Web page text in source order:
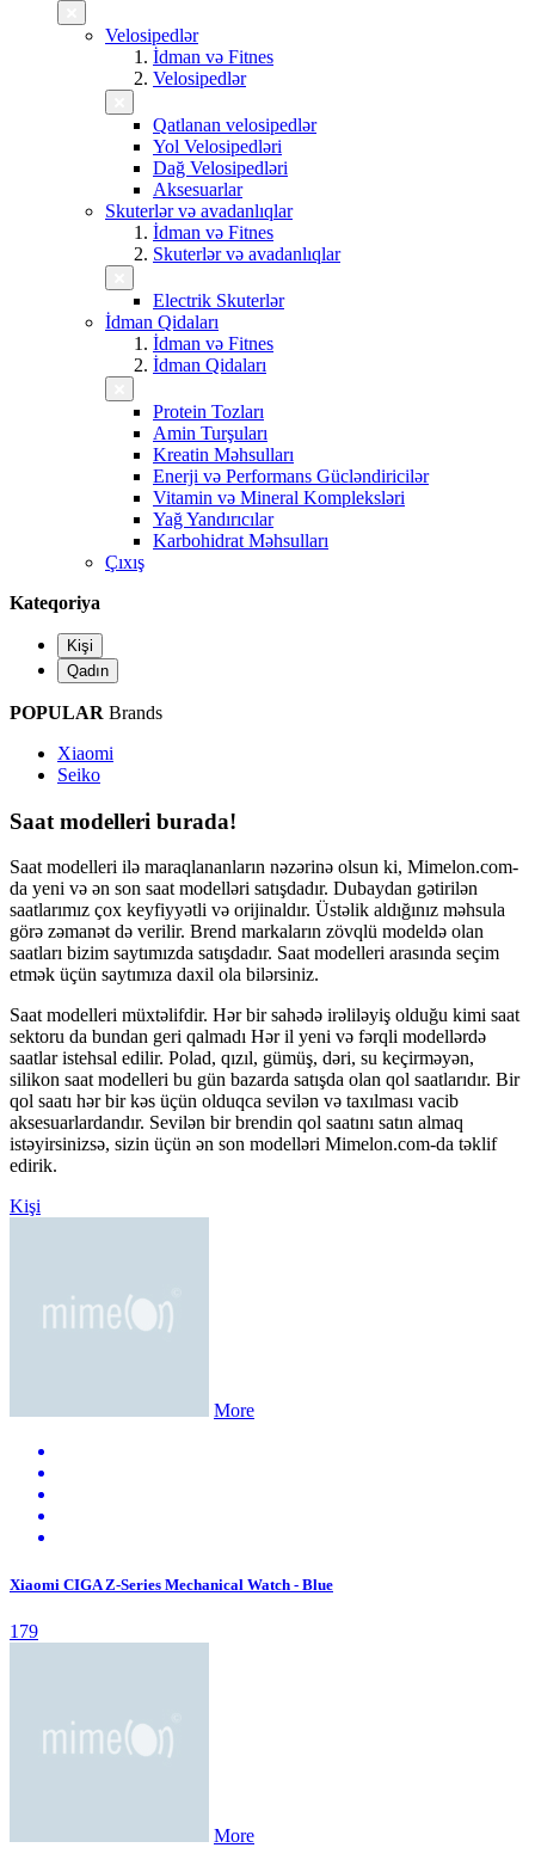
Velosipedlər
İdman və Fitnes
Velosipedlər
Qatlanan velosipedlər
Yol Velosipedləri
Dağ Velosipedləri
Aksesuarlar
Skuterlər və avadanlıqlar
İdman və Fitnes
Skuterlər və avadanlıqlar
Electrik Skuterlər
İdman Qidaları
İdman və Fitnes
İdman Qidaları
Protein Tozları
Amin Turşuları
Kreatin Məhsulları
Enerji və Performans Gücləndiricilər
Vitamin və Mineral Kompleksləri
Yağ Yandırıcılar
Karbohidrat Məhsulları
Çıxış
Kateqoriya
Kişi
Qadın
POPULAR Brands
Xiaomi
Seiko
Saat modelleri burada!
Saat modelleri ilə maraqlananların nəzərinə olsun ki, Mimelon.com-
da yeni və ən son saat modelləri satışdadır. Dubaydan gətirilən
saatlarımız çox keyfiyyətli və orijinaldır. Üstəlik aldığınız məhsula
görə zəmanət də verilir. Brend markaların zövqlü modeldə olan
saatları bizim saytımızda satışdadır. Saat modelleri arasında seçim
etmək üçün saytımıza daxil ola bilərsiniz.
Saat modelleri müxtəlifdir. Hər bir sahədə irəliləyiş olduğu kimi saat
sektoru da bundan geri qalmadı Hər il yeni və fərqli modellərdə
saatlar istehsal edilir. Polad, qızıl, gümüş, dəri, su keçirməyən,
silikon saat modelleri bu gün bazarda satışda olan qol saatlarıdır. Bir
qol saatı hər bir kəs üçün olduqca sevilən və taxılması vacib
aksesuarlardandır. Sevilən bir brendin qol saatını satın almaq
istəyirsinizsə, sizin üçün ən son modelləri Mimelon.com-da təklif
edirik.
Kişi
More
Xiaomi CIGA Z-Series Mechanical Watch - Blue
179
More